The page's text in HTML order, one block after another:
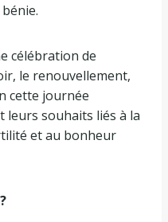
célébration de
le renouvellement,
cette journée
leurs souhaits liés à la
et au bonheur